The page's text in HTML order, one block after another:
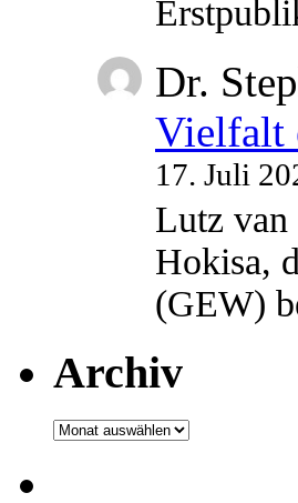
Dr.
Vielfalt
17. Juli
Lutz
Hokisa,
(GEW)
Archiv
Archiv